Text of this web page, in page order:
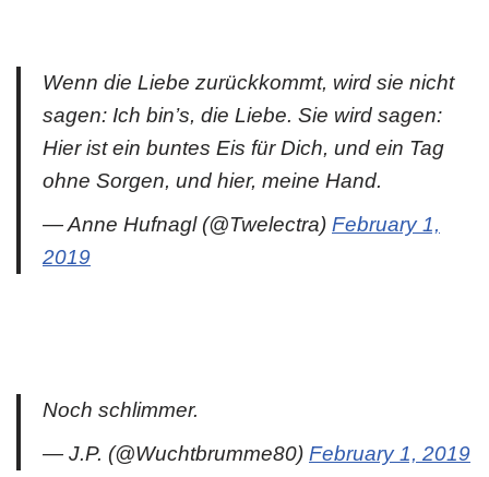
Wenn die Liebe zurückkommt, wird sie nicht
sagen: Ich bin’s, die Liebe. Sie wird sagen:
Hier ist ein buntes Eis für Dich, und ein Tag
ohne Sorgen, und hier, meine Hand.
— Anne Hufnagl (@Twelectra) February 1,
2019
Noch schlimmer.
— J.P. (@Wuchtbrumme80) February 1, 2019